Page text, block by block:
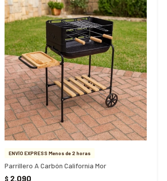
ENVÍO EXPRESS Menos de 2 horas
Parrillero A Carbón California Mor
$ 2.090